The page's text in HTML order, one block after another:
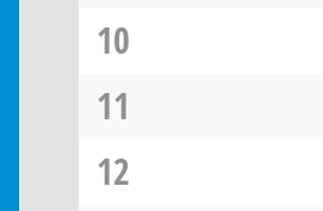
10
11
12